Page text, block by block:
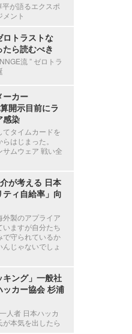
が語るエクスポ
ント
ロトラストな
ら読むべき
流 ” ゼロトラ
ーカー
開示目前にラ
感染
てタイムカードを
はじまった。
サムウェア 戦い全
が考える 日本
ィ自給率」向
外製のアプライア
いますが自分たち
で守られているか
じゃないでしょ
キング」一般社
ッカー協会 杉浦
人者 日本ハッカ
が本気を出したら